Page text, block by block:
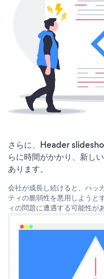
さらに、Header
らに時間がかかり、新し
あります。
会社が成長し続けると、ハッ
ティの脆弱性を悪用しようと
ィの問題に遭遇する可能性が